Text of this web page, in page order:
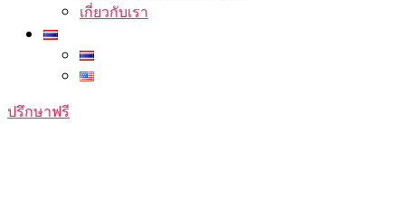
เกี่ยวกับเรา
ปรึกษาฟรี